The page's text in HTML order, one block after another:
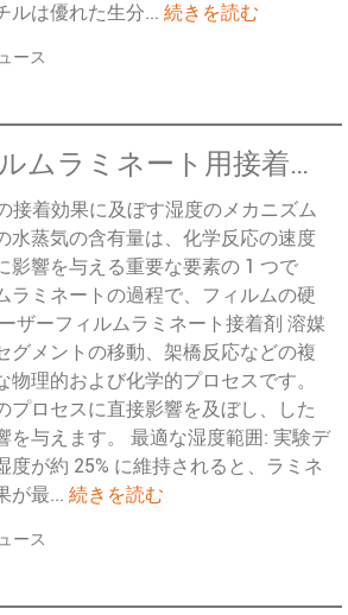
ルは優れた生分... 続きを読む
ース
レーザーフィルムラミネート用接着剤の性能に対する湿度の主な影響と制御戦略
接着効果に及ぼす湿度のメカニズム
水蒸気の含有量は、化学反応の速度
影響を与える重要な要素の 1 つで
ラミネートの過程で、フィルムの硬
ザーフィルムラミネート接着剤 溶媒
グメントの移動、架橋反応などの複
理的および化学的プロセスです。
プロセスに直接影響を及ぼし、した
を与えます。 最適な湿度範囲: 実験デ
度が約 25% に維持されると、ラミネ
が最... 続きを読む
ース